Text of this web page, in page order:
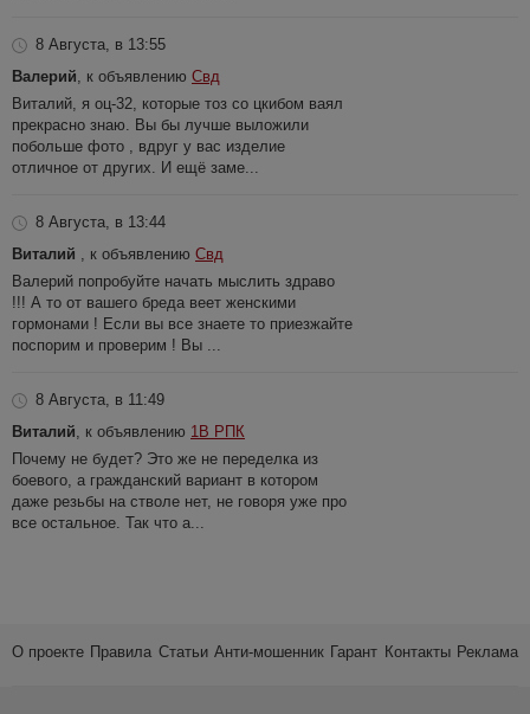
8 Августа, в 13:55
Валерий , к объявлению Свд
Виталий, я оц-32, которые тоз со цкибом ваял
прекрасно знаю. Вы бы лучше выложили
побольше фото , вдруг у вас изделие
отличное от других. И ещё заме...
8 Августа, в 13:44
Виталий
, к объявлению Свд
Валерий попробуйте начать мыслить здраво
!!! А то от вашего бреда веет женскими
гормонами ! Если вы все знаете то приезжайте
поспорим и проверим ! Вы ...
8 Августа, в 11:49
Виталий , к объявлению 1В РПК
Почему не будет? Это же не переделка из
боевого, а гражданский вариант в котором
даже резьбы на стволе нет, не говоря уже про
все остальное. Так что а...
О проекте Правила Статьи Анти-мошенник Гарант Контакты Реклама